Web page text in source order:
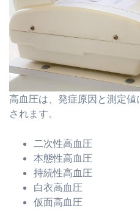
高血圧は、発症原因と測定
されます。
二次性高血圧
本態性高血圧
持続性高血圧
白衣高血圧
仮面高血圧